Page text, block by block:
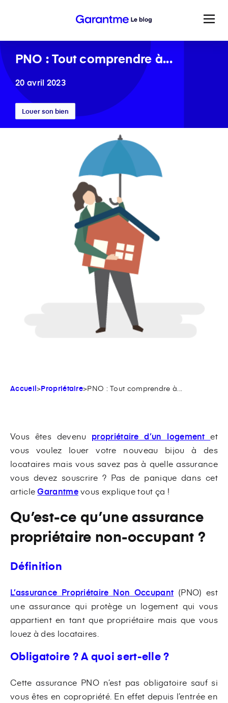
PNO : Tout comprendre à...
20 avril 2023
Louer son bien
Accueil>Propriétaire>PNO : Tout comprendre à...
Vous êtes devenu propriétaire d’un logementet
vous voulez louer votre nouveau bijou à des
locataires mais vous savez pas à quelle assurance
vous devez souscrire ? Pas de panique dans cet
articleGarantmevous explique tout ça !
Qu’est-ce qu’une assurance
propriétaire non-occupant ?
Définition
L’assurance Propriétaire Non Occupant (PNO) est
une assurance qui protège un logement qui vous
appartient en tant que propriétaire mais que vous
louez à des locataires.
Obligatoire ? A quoi sert-elle ?
Cette assurance PNO n’est pas obligatoire sauf si
vous êtes en copropriété. En effet depuis l’entrée en